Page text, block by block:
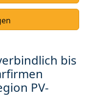
bis
PV-